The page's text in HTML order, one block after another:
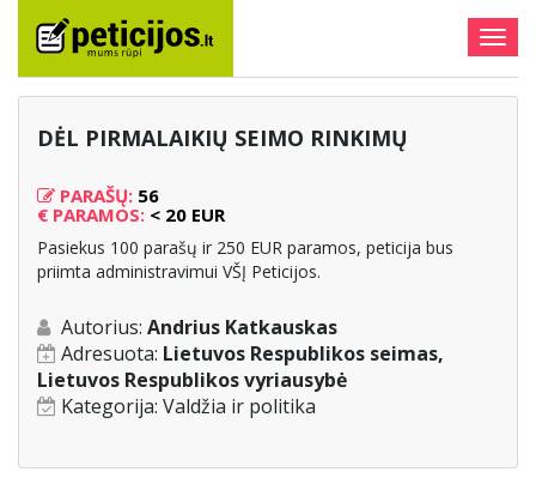
DĖL PIRMALAIKIŲ SEIMO RINKIMŲ
PARAŠŲ: 56
€ PARAMOS: < 20 EUR
Pasiekus 100 parašų ir 250 EUR paramos, peticija bus
priimta administravimui VŠĮ Peticijos.
Autorius: Andrius Katkauskas
Adresuota: Lietuvos Respublikos seimas,
Lietuvos Respublikos vyriausybė
Kategorija: Valdžia ir politika